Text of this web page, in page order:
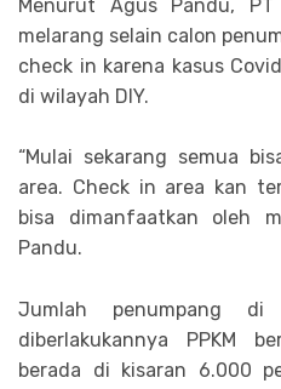
Menurut Agus Pandu,
melarang selain calon
check in karena kasus
di wilayah DIY.
“Mulai sekarang semua
area. Check in area kan
bisa dimanfaatkan oleh
Pandu.
Jumlah penumpang di
diberlakukannya PPKM
berada di kisaran 6.000